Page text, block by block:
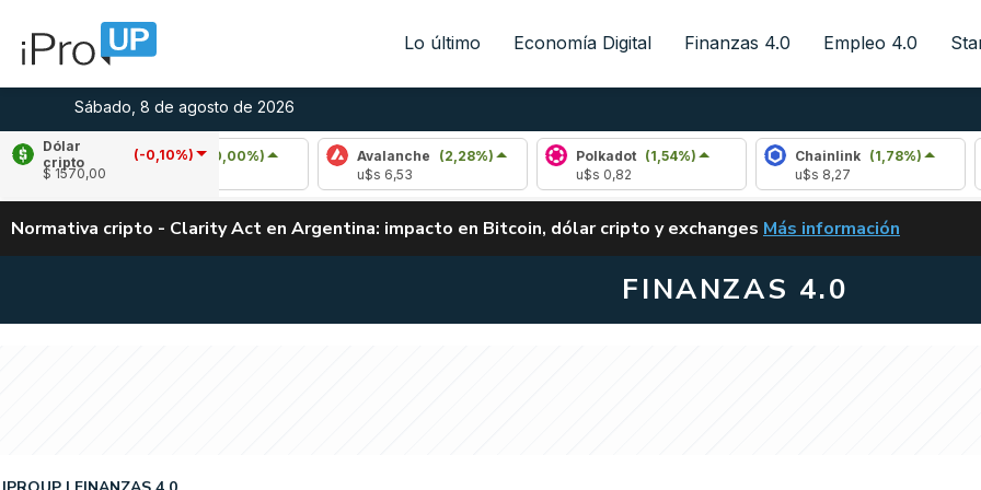
Lo último Economía Digital Finanzas 4.0 Empleo 4.0
Sábado, 8 de agosto de 2026
Dólar
cripto
(-0,10%)
$ 1570,00
Cardano
(0,00%)
u$s 0,20
Avalanche (2,28%)
Polkadot
(1,54%)
Chainlink
(1,78%)
Normativa cripto - Clarity Act en Argentina: impacto en Bitcoin, dólar cripto y exchanges CLARITY ACT EN
Más información
FINANZAS 4.0